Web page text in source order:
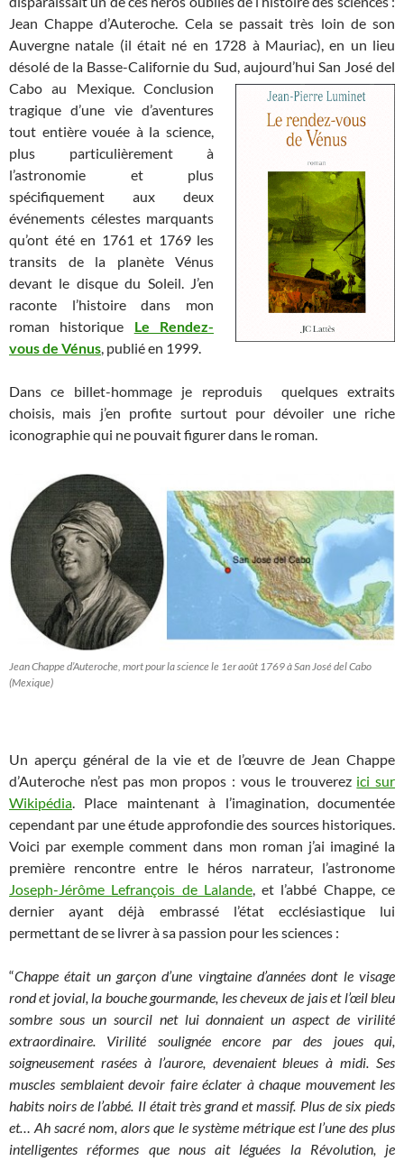
Jean Chappe d’Auteroche. Cela se passait très loin de son
Auvergne natale (il était né en 1728 à Mauriac), en un lieu
désolé de la Basse-Californie du Sud, aujourd’hui San José del
Cabo au Mexique. Conclusion
tragique d’une vie d’aventures
tout entière vouée à la science,
plus particulièrement à
l’astronomie et plus
spécifiquement aux deux
événements célestes marquants
qu’ont été en 1761 et 1769 les
transits de la planète Vénus
devant le disque du Soleil. J’en
raconte l’histoire dans mon
roman historique Le Rendez-
vous de Vénus, publié en 1999.
Dans ce billet-hommage je reproduis quelques extraits
choisis, mais j’en profite surtout pour dévoiler une riche
iconographie qui ne pouvait figurer dans le roman.
Jean Chappe d’Auteroche, mort pour la science le 1er août 1769 à San José del Cabo
(Mexique)
Un aperçu général de la vie et de l’œuvre de Jean Chappe
d’Auteroche n’est pas mon propos : vous le trouverez ici sur
Wikipédia. Place maintenant à l’imagination, documentée
cependant par une étude approfondie des sources historiques.
Voici par exemple comment dans mon roman j’ai imaginé la
première rencontre entre le héros narrateur, l’astronome
Joseph-Jérôme Lefrançois de Lalande, et l’abbé Chappe, ce
dernier ayant déjà embrassé l’état ecclésiastique lui
permettant de se livrer à sa passion pour les sciences :
“Chappe était un garçon d’une vingtaine d’années dont le visage
rond et jovial, la bouche gourmande, les cheveux de jais et l’œil bleu
sombre sous un sourcil net lui donnaient un aspect de virilité
extraordinaire. Virilité soulignée encore par des joues qui,
soigneusement rasées à l’aurore, devenaient bleues à midi. Ses
muscles semblaient devoir faire éclater à chaque mouvement les
habits noirs de l’abbé. Il était très grand et massif. Plus de six pieds
et… Ah sacré nom, alors que le système métrique est l’une des plus
intelligentes réformes que nous ait léguées la Révolution, je